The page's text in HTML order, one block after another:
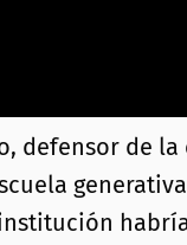
defensor de